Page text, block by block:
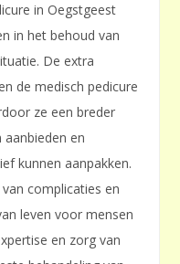
in Oegstgeest
in het behoud van
De extra
de medisch pedicure
ze een breder
aanbieden en
kunnen aanpakken.
complicaties en
leven voor mensen
en zorg van